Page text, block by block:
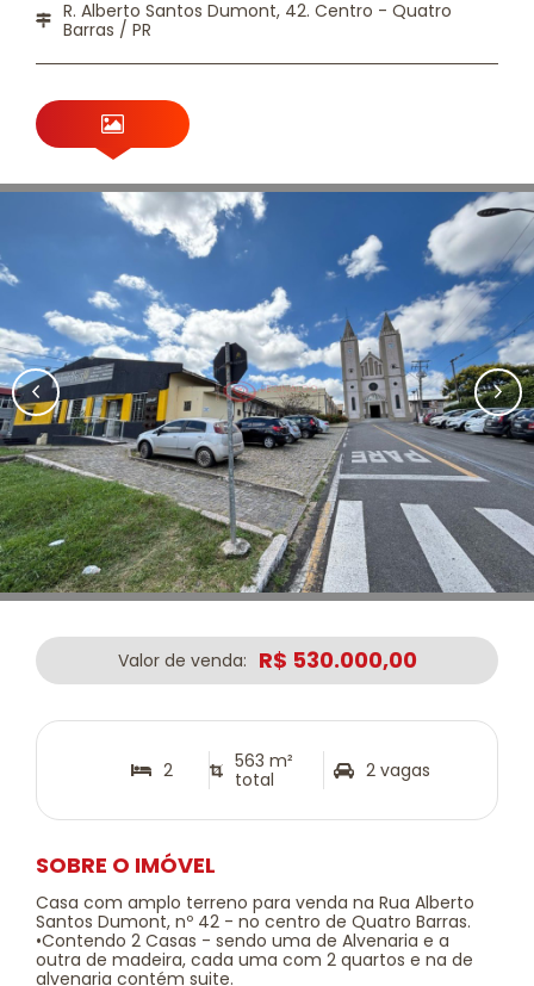
R. Alberto Santos Dumont, 42. Centro - Quatro
Barras / PR
Valor de venda: R$ 530.000,00
2
563 m²
total
2 vagas
SOBRE O IMÓVEL
Casa com amplo terreno para venda na Rua Alberto
Santos Dumont, nº 42 - no centro de Quatro Barras.
•Contendo 2 Casas - sendo uma de Alvenaria e a
outra de madeira, cada uma com 2 quartos e na de
alvenaria contém suite.